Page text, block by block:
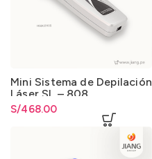
Mini Sistema de Depilación
Láser SL – 808
S/468.00